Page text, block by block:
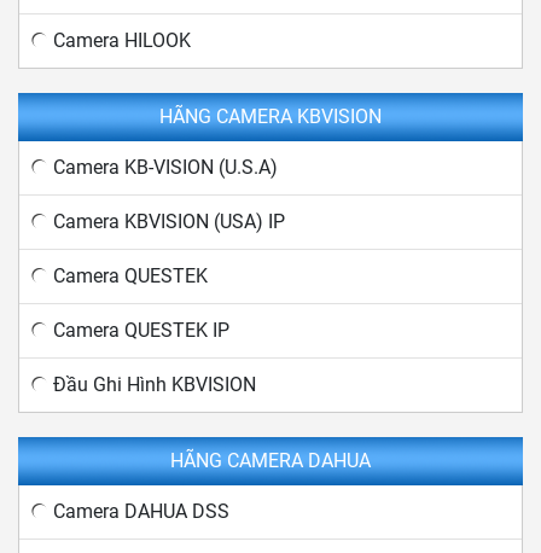
Camera HILOOK
HÃNG CAMERA KBVISION
Camera KB-VISION (U.S.A)
Camera KBVISION (USA) IP
Camera QUESTEK
Camera QUESTEK IP
Đầu Ghi Hình KBVISION
HÃNG CAMERA DAHUA
Camera DAHUA DSS